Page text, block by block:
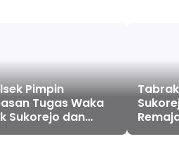
Pimpin
Tugas Waka
Sukorejo dan
Ketua Ranting